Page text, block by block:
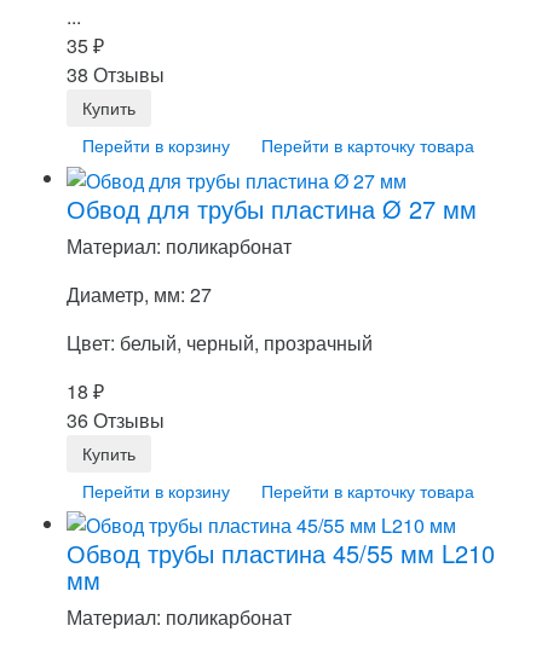
...
35₽
38 Отзывы
Перейти в корзину Перейти в карточку товара
Обвод для трубы пластина Ø 27 мм
Материал: поликарбонат
Диаметр, мм: 27
Цвет: белый, черный, прозрачный
18 ₽
36 Отзывы
Перейти в корзину Перейти в карточку товара
Обвод трубы пластина 45/55 мм L210
мм
Материал: поликарбонат